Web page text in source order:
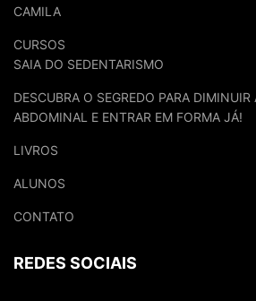
CAMILA
CURSOS
SAIA DO SEDENTARISMO
DESCUBRA O SEGREDO PARA
ABDOMINAL E ENTRAR EM FORMA JÁ!
LIVROS
ALUNOS
CONTATO
REDES SOCIAIS